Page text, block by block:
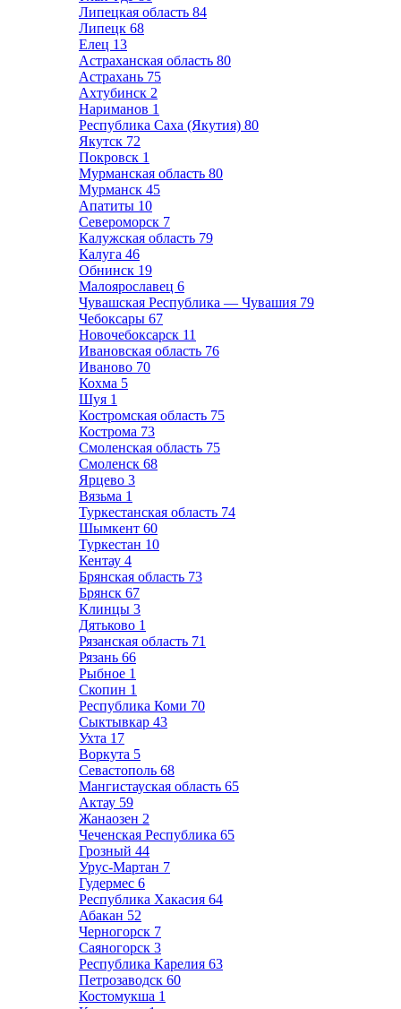
Липецкая область 84
Липецк 68
Елец 13
Астраханская область 80
Астрахань 75
Ахтубинск 2
Нариманов 1
Республика Саха (Якутия) 80
Якутск 72
Покровск 1
Мурманская область 80
Мурманск 45
Апатиты 10
Североморск 7
Калужская область 79
Калуга 46
Обнинск 19
Малоярославец 6
Чувашская Республика — Чувашия 79
Чебоксары 67
Новочебоксарск 11
Ивановская область 76
Иваново 70
Кохма 5
Шуя 1
Костромская область 75
Кострома 73
Смоленская область 75
Смоленск 68
Ярцево 3
Вязьма 1
Туркестанская область 74
Шымкент 60
Туркестан 10
Кентау 4
Брянская область 73
Брянск 67
Клинцы 3
Дятьково 1
Рязанская область 71
Рязань 66
Рыбное 1
Скопин 1
Республика Коми 70
Сыктывкар 43
Ухта 17
Воркута 5
Севастополь 68
Мангистауская область 65
Актау 59
Жанаозен 2
Чеченская Республика 65
Грозный 44
Урус-Мартан 7
Гудермес 6
Республика Хакасия 64
Абакан 52
Черногорск 7
Саяногорск 3
Республика Карелия 63
Петрозаводск 60
Костомукша 1